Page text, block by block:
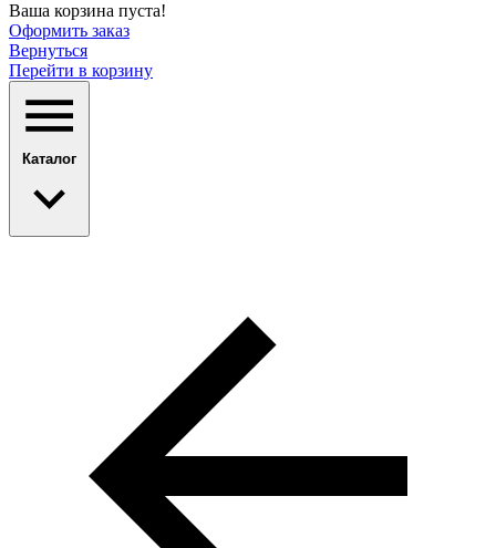
Ваша корзина пуста!
Оформить заказ
Вернуться
Перейти в корзину
Каталог